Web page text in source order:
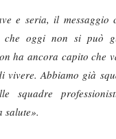
e seria, il messaggio
che oggi non si può
ha ancora capito che
vivere. Abbiamo già
squadre
salute».